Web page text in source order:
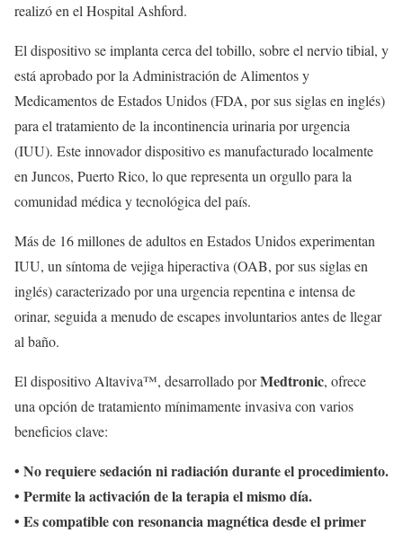
realizó en elHospital Ashford.
El dispositivo se implanta cerca del tobillo, sobre el nervio tibial, y
está aprobado por laAdministración de Alimentos y
Medicamentos de Estados Unidos(FDA, por sus siglas en inglés)
para el tratamiento de la incontinencia urinaria por urgencia
(IUU). Este innovador dispositivo es manufacturado localmente
en Juncos, Puerto Rico, lo que representa un orgullo para la
comunidad médica y tecnológica del país.
Más de 16 millones de adultos en Estados Unidos experimentan
IUU, un síntoma de vejiga hiperactiva (OAB, por sus siglas en
inglés) caracterizado por una urgencia repentina e intensa de
orinar, seguida a menudo de escapes involuntarios antes de llegar
al baño.
El dispositivo Altaviva™, desarrollado porMedtronic, ofrece
una opción de tratamiento mínimamente invasiva con varios
beneficios clave:
• No requiere sedación ni radiación durante el procedimiento.
• Permite la activación de la terapia el mismo día.
• Es compatible con resonancia magnética desde el primer